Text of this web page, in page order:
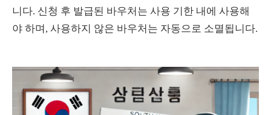
니다. 신청 후 발급된 바우처는 사용 기한 내에 사용해
야 하며, 사용하지 않은 바우처는 자동으로 소멸됩니다.